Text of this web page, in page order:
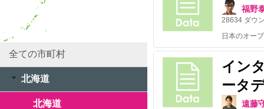
全ての市町村
北海道
北海道
福野
28634 ダウ
イン
ータ
遠藤